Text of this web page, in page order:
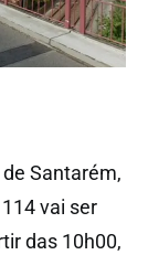
Santarém,
vai ser
das 10h00,